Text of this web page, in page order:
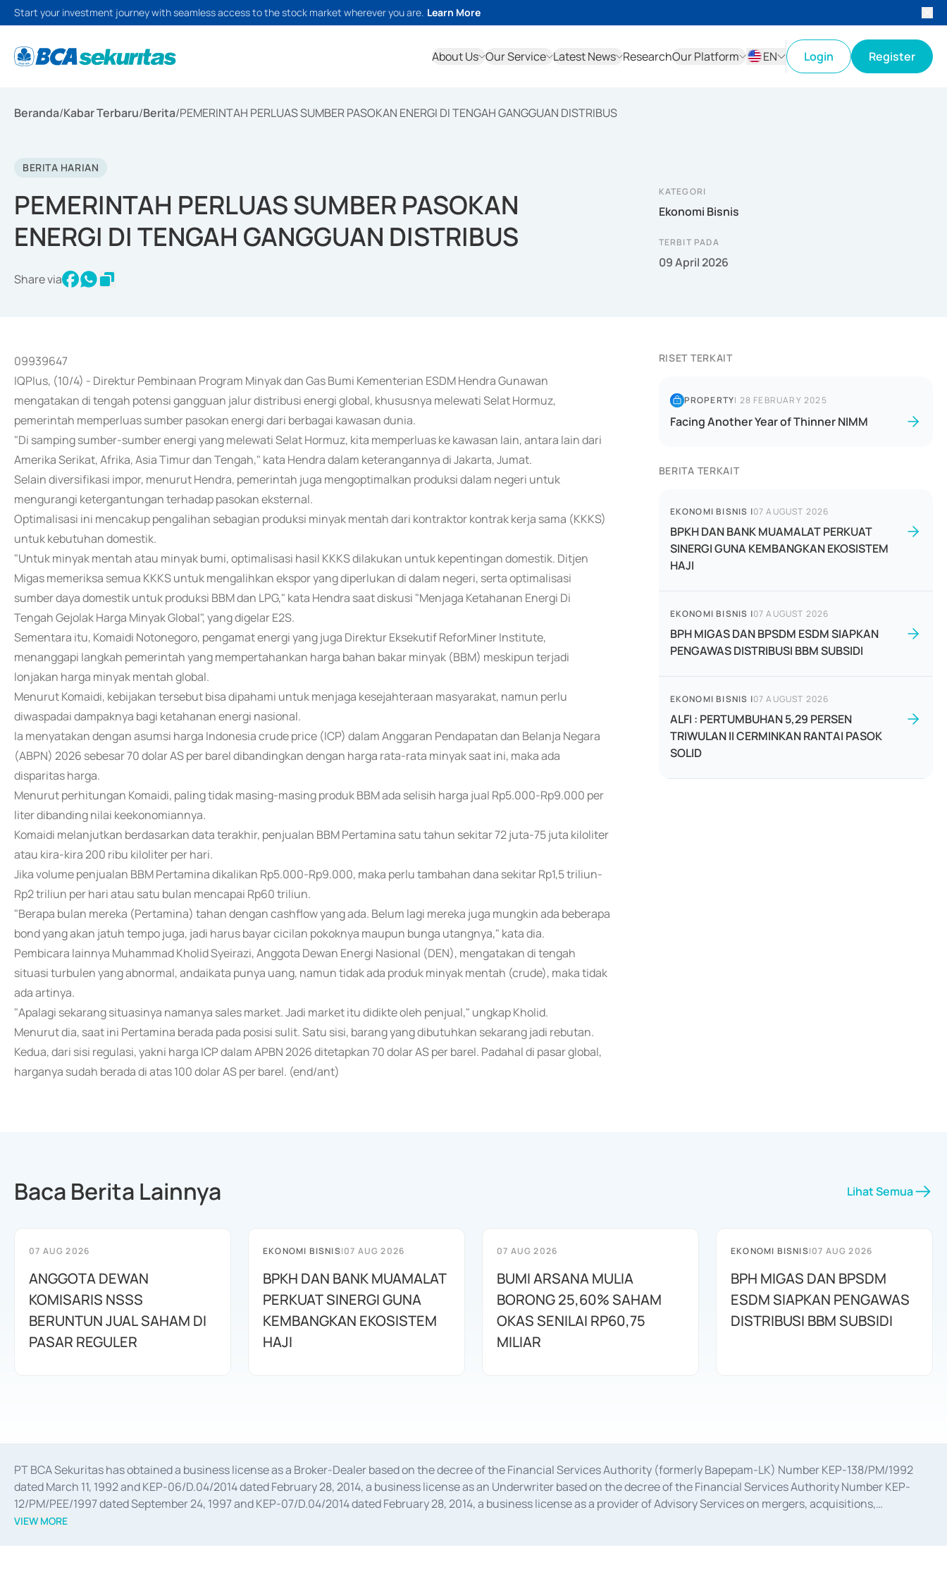
Start your investment journey with seamless access to the stock market wherever you are. Learn More
About Us Our Service Latest News ResearchOur Platform
EN
Login Register
Beranda/Kabar Terbaru/Berita/PEMERINTAH PERLUAS SUMBER PASOKAN ENERGI DI TENGAH GANGGUAN DISTRIBUS
BERITA HARIAN
PEMERINTAH PERLUAS SUMBER PASOKAN
ENERGI DI TENGAH GANGGUAN DISTRIBUS
Share via
KATEGORI
Ekonomi Bisnis
TERBIT PADA
09 April 2026
09939647
IQPlus, (10/4) - Direktur Pembinaan Program Minyak dan Gas Bumi Kementerian ESDM Hendra Gunawan
mengatakan di tengah potensi gangguan jalur distribusi energi global, khususnya melewati Selat Hormuz,
pemerintah memperluas sumber pasokan energi dari berbagai kawasan dunia.
"Di samping sumber-sumber energi yang melewati Selat Hormuz, kita memperluas ke kawasan lain, antara lain dari
Amerika Serikat, Afrika, Asia Timur dan Tengah," kata Hendra dalam keterangannya di Jakarta, Jumat.
Selain diversifikasi impor, menurut Hendra, pemerintah juga mengoptimalkan produksi dalam negeri untuk
mengurangi ketergantungan terhadap pasokan eksternal.
Optimalisasi ini mencakup pengalihan sebagian produksi minyak mentah dari kontraktor kontrak kerja sama (KKKS)
untuk kebutuhan domestik.
"Untuk minyak mentah atau minyak bumi, optimalisasi hasil KKKS dilakukan untuk kepentingan domestik. Ditjen
Migas memeriksa semua KKKS untuk mengalihkan ekspor yang diperlukan di dalam negeri, serta optimalisasi
sumber daya domestik untuk produksi BBM dan LPG," kata Hendra saat diskusi "Menjaga Ketahanan Energi Di
Tengah Gejolak Harga Minyak Global", yang digelar E2S.
Sementara itu, Komaidi Notonegoro, pengamat energi yang juga Direktur Eksekutif ReforMiner Institute,
menanggapi langkah pemerintah yang mempertahankan harga bahan bakar minyak (BBM) meskipun terjadi
lonjakan harga minyak mentah global.
Menurut Komaidi, kebijakan tersebut bisa dipahami untuk menjaga kesejahteraan masyarakat, namun perlu
diwaspadai dampaknya bagi ketahanan energi nasional.
Ia menyatakan dengan asumsi harga Indonesia crude price (ICP) dalam Anggaran Pendapatan dan Belanja Negara
(ABPN) 2026 sebesar 70 dolar AS per barel dibandingkan dengan harga rata-rata minyak saat ini, maka ada
disparitas harga.
Menurut perhitungan Komaidi, paling tidak masing-masing produk BBM ada selisih harga jual Rp5.000-Rp9.000 per
liter dibanding nilai keekonomiannya.
Komaidi melanjutkan berdasarkan data terakhir, penjualan BBM Pertamina satu tahun sekitar 72 juta-75 juta kiloliter
atau kira-kira 200 ribu kiloliter per hari.
Jika volume penjualan BBM Pertamina dikalikan Rp5.000-Rp9.000, maka perlu tambahan dana sekitar Rp1,5 triliun-
Rp2 triliun per hari atau satu bulan mencapai Rp60 triliun.
"Berapa bulan mereka (Pertamina) tahan dengan cashflow yang ada. Belum lagi mereka juga mungkin ada beberapa
bond yang akan jatuh tempo juga, jadi harus bayar cicilan pokoknya maupun bunga utangnya," kata dia.
Pembicara lainnya Muhammad Kholid Syeirazi, Anggota Dewan Energi Nasional (DEN), mengatakan di tengah
situasi turbulen yang abnormal, andaikata punya uang, namun tidak ada produk minyak mentah (crude), maka tidak
ada artinya.
"Apalagi sekarang situasinya namanya sales market. Jadi market itu didikte oleh penjual," ungkap Kholid.
Menurut dia, saat ini Pertamina berada pada posisi sulit. Satu sisi, barang yang dibutuhkan sekarang jadi rebutan.
Kedua, dari sisi regulasi, yakni harga ICP dalam APBN 2026 ditetapkan 70 dolar AS per barel. Padahal di pasar global,
harganya sudah berada di atas 100 dolar AS per barel. (end/ant)
RISET TERKAIT
PROPERTY| 28 FEBRUARY 2025
Facing Another Year of Thinner NIMM
BERITA TERKAIT
EKONOMI BISNIS |07 AUGUST 2026
BPKH DAN BANK MUAMALAT PERKUAT
SINERGI GUNA KEMBANGKAN EKOSISTEM
HAJI
EKONOMI BISNIS |07 AUGUST 2026
BPH MIGAS DAN BPSDM ESDM SIAPKAN
PENGAWAS DISTRIBUSI BBM SUBSIDI
EKONOMI BISNIS |07 AUGUST 2026
ALFI : PERTUMBUHAN 5,29 PERSEN
TRIWULAN II CERMINKAN RANTAI PASOK
SOLID
Baca Berita Lainnya Lihat Semua
07 AUG 2026
ANGGOTA DEWAN
KOMISARIS NSSS
BERUNTUN JUAL SAHAM DI
PASAR REGULER
EKONOMI BISNIS|07 AUG 2026
BPKH DAN BANK MUAMALAT
PERKUAT SINERGI GUNA
KEMBANGKAN EKOSISTEM
HAJI
07 AUG 2026
BUMI ARSANA MULIA
BORONG 25,60% SAHAM
OKAS SENILAI RP60,75
MILIAR
EKONOMI BISNIS|07 AUG 2026
BPH MIGAS DAN BPSDM
ESDM SIAPKAN PENGAWAS
DISTRIBUSI BBM SUBSIDI
PT BCA Sekuritas has obtained a business license as a Broker-Dealer based on the decree of the Financial Services Authority (formerly Bapepam-LK) Number KEP-138/PM/1992
dated March 11, 1992 and KEP-06/D.04/2014 dated February 28, 2014, a business license as an Underwriter based on the decree of the Financial Services Authority Number KEP-
12/PM/PEE/1997 dated September 24, 1997 and KEP-07/D.04/2014 dated February 28, 2014, a business license as a provider of Advisory Services on mergers, acquisitions,
divestments, and joint ventures based on the decree of the Financial Services Authority Number S-67/PM.21/2014 dated February 28, 2014, a business license as a provider of
VIEW MORE